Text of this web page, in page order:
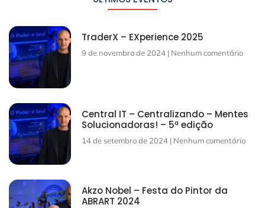
TraderX – EXperience 2025
9 de novembro de 2024 Nenhum comentário
Central IT – Centralizando – Mentes
Solucionadoras! – 5ª edição
14 de setembro de 2024 Nenhum comentário
Akzo Nobel – Festa do Pintor da
ABRART 2024